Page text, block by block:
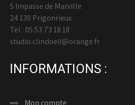
5 Impasse de Marville
24 130 Prigonrieux
Tel : 05 53 73 18 18
studio.clindoeil@orange.fr
INFORMATIONS :
Mon compte